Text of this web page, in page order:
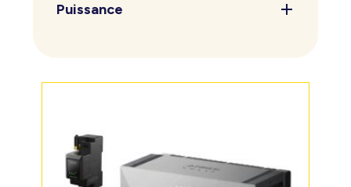
Puissance